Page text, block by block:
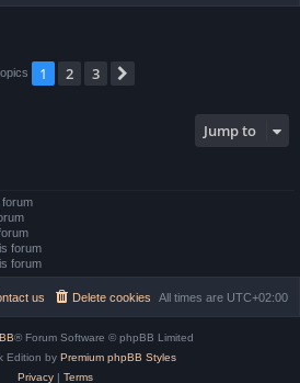
1 2 3
Jump to
forum
forum
All times are UTC+02:00
Delete cookies
us
® Forum Software © phpBB Limited
Edition by Premium phpBB Styles
Privacy| Terms